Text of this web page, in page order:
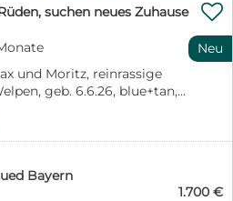
suchen neues Zuhause
und Moritz, reinrassige
geb. 6.6.26, blue+tan,
für immer Zuhause. Sie
andere Hunde,
gewöhnt. Es sind
Sie sind geimpft,
und besitzen einen EU-

Neu
Bayern
1.700 €